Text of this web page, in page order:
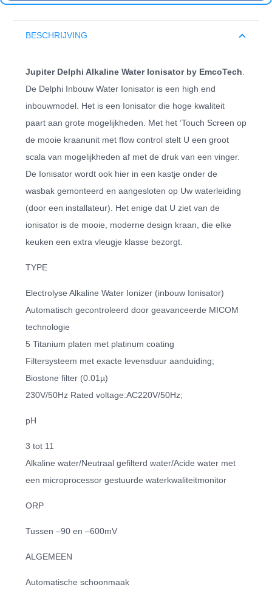
BESCHRIJVING
Jupiter Delphi Alkaline Water Ionisator by EmcoTech
De Delphi Inbouw Water Ionisator is een high end
inbouwmodel. Het is een Ionisator die hoge kwaliteit
paart aan grote mogelijkheden. Met het ‘Touch Screen op
de mooie kraanunit met flow control stelt U een groot
scala van mogelijkheden af met de druk van een vinger.
De Ionisator wordt ook hier in een kastje onder de
wasbak gemonteerd en aangesloten op Uw waterleiding
(door een installateur). Het enige dat U ziet van de
ionisator is de mooie, moderne design kraan, die elke
keuken een extra vleugje klasse bezorgt.
TYPE
Electrolyse Alkaline Water Ionizer (inbouw Ionisator)
Automatisch gecontroleerd door geavanceerde MICOM
technologie
5 Titanium platen met platinum coating
Filtersysteem met exacte levensduur aanduiding;
Biostone filter (0.01µ)
230V/50Hz Rated voltage:AC220V/50Hz;
pH
3 tot 11
Alkaline water/Neutraal gefilterd water/Acide water met
een microprocessor gestuurde waterkwaliteitmonitor
ORP
Tussen –90 en –600mV
ALGEMEEN
Automatische schoonmaak